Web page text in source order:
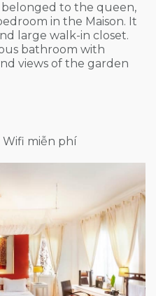
belonged to the queen,
in the Maison. It
large walk-in closet.
bathroom with
views of the garden
Wifi miễn phí